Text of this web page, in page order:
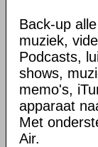
Back-up
muziek,
Podcasts,
shows,
memo's,
apparaat
Met
Air.